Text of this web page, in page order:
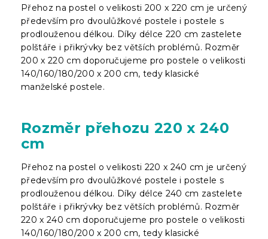
Přehoz na postel o velikosti 200 x 220 cm je určený
především pro dvoulůžkové postele i postele s
prodlouženou délkou. Díky délce 220 cm zastelete
polštáře i přikrývky bez větších problémů. Rozměr
200 x 220 cm doporučujeme pro postele o velikosti
140/160/180/200 x 200 cm, tedy klasické
manželské postele.
Rozměr přehozu 220 x 240
cm
Přehoz na postel o velikosti 220 x 240 cm je určený
především pro dvoulůžkové postele i postele s
prodlouženou délkou. Díky délce 240 cm zastelete
polštáře i přikrývky bez větších problémů. Rozměr
220 x 240 cm doporučujeme pro postele o velikosti
140/160/180/200 x 200 cm, tedy klasické